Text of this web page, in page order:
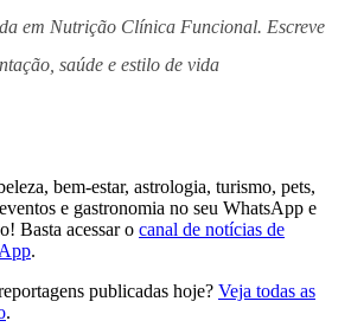
em Nutrição Clínica Funcional. Escreve
saúde e estilo de vida
bem-estar, astrologia, turismo, pets,
e gastronomia no seu WhatsApp e
Basta acessar o canal de notícias de
.
publicadas hoje? Veja todas as
.